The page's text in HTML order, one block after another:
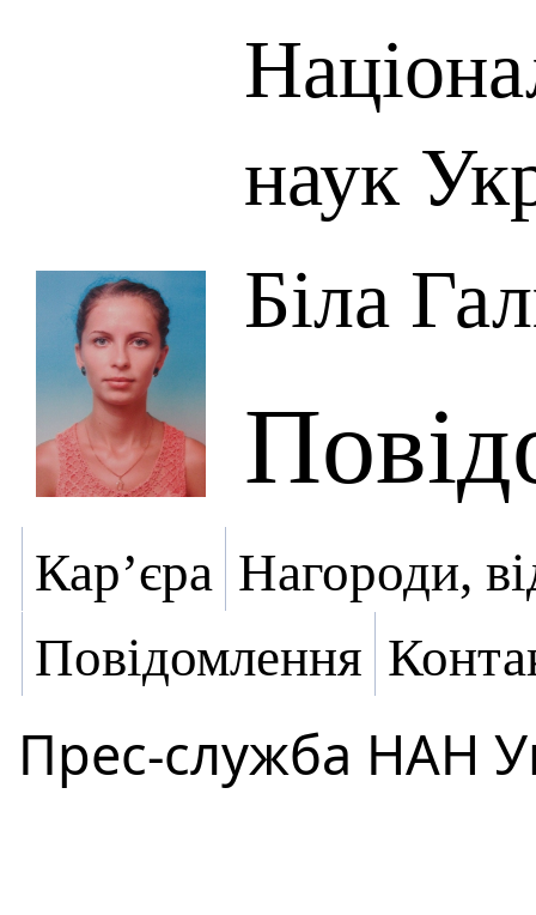
наук
Біла
Кар’єра Нагороди,
Повідомлення
Прес-служба НАН